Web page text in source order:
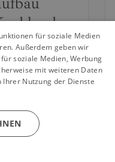
Rezepte Profis
Rezepten +
und 30
Das
für eine
und einen
für soziale Medien
Außerdem geben wir
soziale Medien, Werbung
mit weiteren Daten
Ihrer Nutzung der Dienste